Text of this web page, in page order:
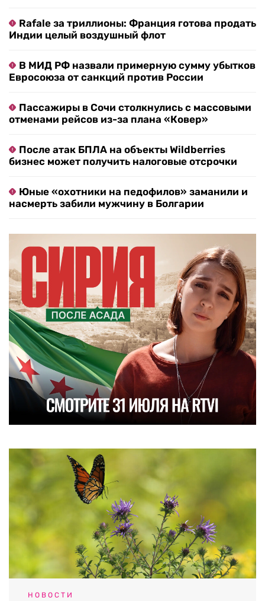
Rafale за триллионы: Франция готова продать
Индии целый воздушный флот
В МИД РФ назвали примерную сумму убытков
Евросоюза от санкций против России
Пассажиры в Сочи столкнулись с массовыми
отменами рейсов из-за плана «Ковер»
После атак БПЛА на объекты Wildberries
бизнес может получить налоговые отсрочки
Юные «охотники на педофилов» заманили и
насмерть забили мужчину в Болгарии
НОВОСТИ